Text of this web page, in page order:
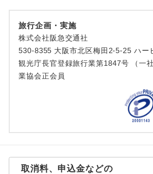
旅行企画・実施
株式会社阪急交通社
530-8355 大阪市北区梅田2-5-25 ハー
観光庁長官登録旅行業第1847号 （一
業協会正会員
取消料、申込金などの